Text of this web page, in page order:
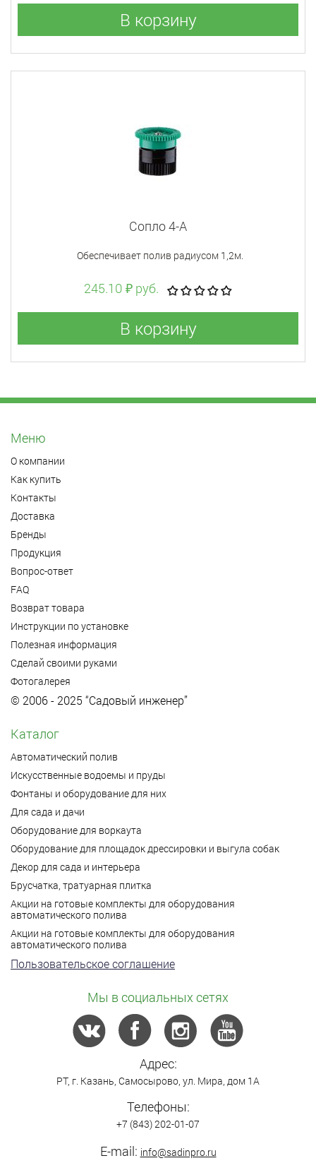
В корзину
Сопло 4-А
Обеспечивает полив радиусом 1,2м.
245.10 ₽ руб.
В корзину
Меню
О компании
Как купить
Контакты
Доставка
Бренды
Продукция
Вопрос-ответ
FAQ
Возврат товара
Инструкции по установке
Полезная информация
Сделай своими руками
Фотогалерея
© 2006 - 2025 “Садовый инженер”
Каталог
Автоматический полив
Искусственные водоемы и пруды
Фонтаны и оборудование для них
Для сада и дачи
Оборудование для воркаута
Оборудование для площадок дрессировки и выгула собак
Декор для сада и интерьера
Брусчатка, тратуарная плитка
Акции на готовые комплекты для оборудования
автоматического полива
Акции на готовые комплекты для оборудования
автоматического полива
Пользовательское соглашение
Мы в социальных сетях
Адрес:
РТ, г. Казань Самосырово ул. Мира, дом 1А
Телефоны:
+7 (843) 202-01-07
E-mail: info@sadinpro.ru